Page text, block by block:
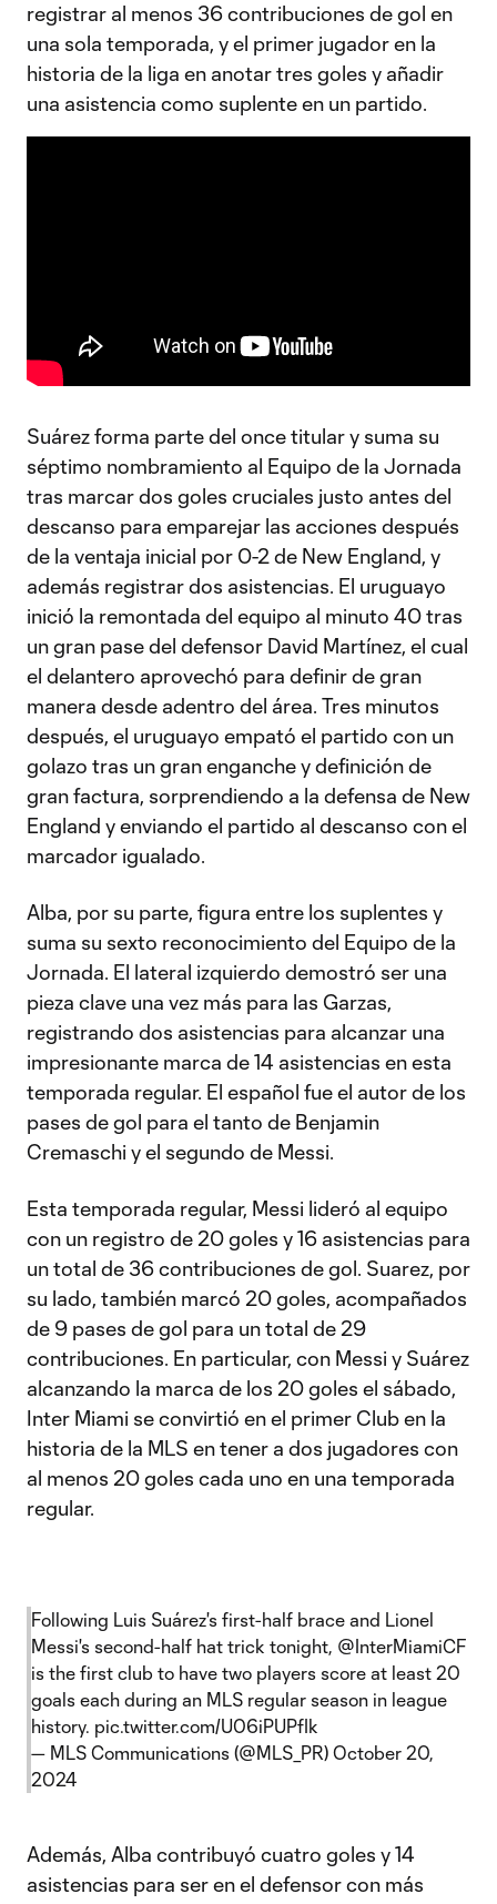
registrar al menos 36 contribuciones de gol en
una sola temporada, y el primer jugador en la
historia de la liga en anotar tres goles y añadir
una asistencia como suplente en un partido.
Suárez forma parte del once titular y suma su
séptimo nombramiento al Equipo de la Jornada
tras marcar dos goles cruciales justo antes del
descanso para emparejar las acciones después
de la ventaja inicial por 0-2 de New England, y
además registrar dos asistencias. El uruguayo
inició la remontada del equipo al minuto 40 tras
un gran pase del defensor David Martínez, el cual
el delantero aprovechó para definir de gran
manera desde adentro del área. Tres minutos
después, el uruguayo empató el partido con un
golazo tras un gran enganche y definición de
gran factura, sorprendiendo a la defensa de New
England y enviando el partido al descanso con el
marcador igualado.
Alba, por su parte, figura entre los suplentes y
suma su sexto reconocimiento del Equipo de la
Jornada. El lateral izquierdo demostró ser una
pieza clave una vez más para las Garzas,
registrando dos asistencias para alcanzar una
impresionante marca de 14 asistencias en esta
temporada regular. El español fue el autor de los
pases de gol para el tanto de Benjamin
Cremaschi y el segundo de Messi.
Esta temporada regular, Messi lideró al equipo
con un registro de 20 goles y 16 asistencias para
un total de 36 contribuciones de gol. Suarez, por
su lado, también marcó 20 goles, acompañados
de 9 pases de gol para un total de 29
contribuciones. En particular, con Messi y Suárez
alcanzando la marca de los 20 goles el sábado,
Inter Miami se convirtió en el primer Club en la
historia de la MLS en tener a dos jugadores con
al menos 20 goles cada uno en una temporada
regular.
Following Luis Suárez's first-half brace and Lionel
Messi's second-half hat trick tonight, @InterMiamiCF
is the first club to have two players score at least 20
goals each during an MLS regular season in league
history. pic.twitter.com/U06iPUPfIk
— MLS Communications (@MLS_PR) October 20,
2024
Además, Alba contribuyó cuatro goles y 14
asistencias para ser en el defensor con más